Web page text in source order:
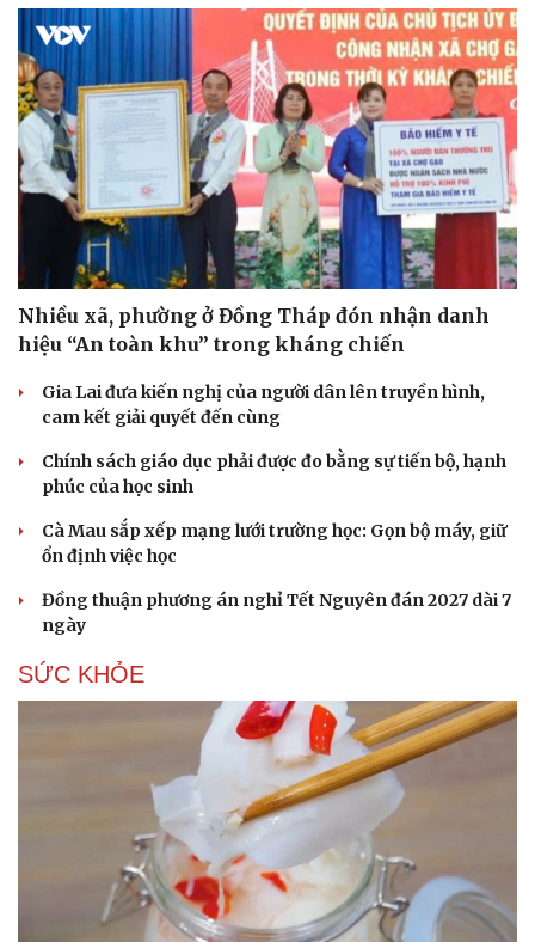
Văn hóa
Sân khấu - Điện ảnh
Văn học
Âm nhạc
Di sản
Giải trí
Nghệ sĩ
Thời trang
Sao Việt
Nhiều xã, phường ở Đồng Tháp đón nhận danh
hiệu “An toàn khu” trong kháng chiến
Gia Lai đưa kiến nghị của người dân lên truyền hình,
cam kết giải quyết đến cùng
Chính sách giáo dục phải được đo bằng sự tiến bộ, hạnh
phúc của học sinh
Cà Mau sắp xếp mạng lưới trường học: Gọn bộ máy, giữ
ổn định việc học
Đồng thuận phương án nghỉ Tết Nguyên đán 2027 dài 7
ngày
SỨC KHỎE